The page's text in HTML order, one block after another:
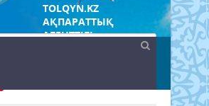
TOLQYN.KZ
АҚПАРАТТЫҚ
АГЕНТТІГІ